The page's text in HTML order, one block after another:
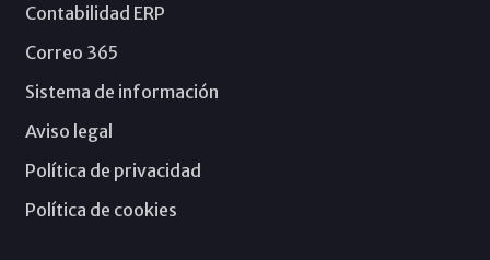
Contabilidad ERP
Correo 365
Sistema de información
Aviso legal
Política de privacidad
Política de cookies